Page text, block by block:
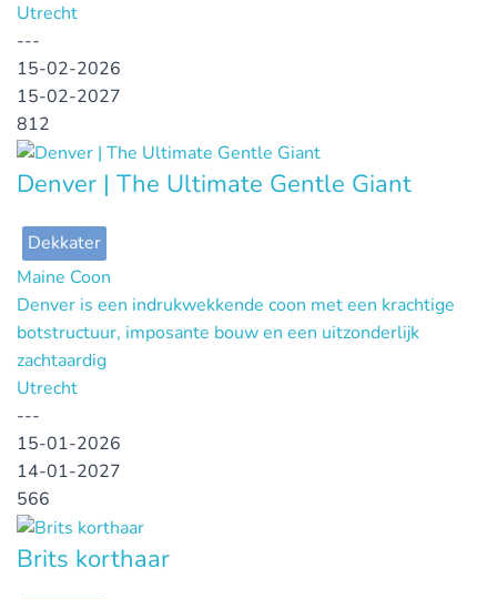
Utrecht
---
15-02-2026
15-02-2027
812
Denver | The Ultimate Gentle Giant
Dekkater
Maine Coon
Denver is een indrukwekkende coon met een krachtige
botstructuur, imposante bouw en een uitzonderlijk
zachtaardig
Utrecht
---
15-01-2026
14-01-2027
566
Brits korthaar